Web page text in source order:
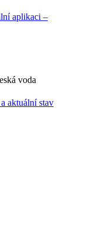
aplikaci –
aktuální stav